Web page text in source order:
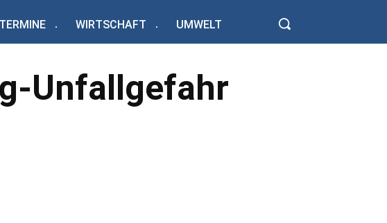
TERMINE WIRTSCHAFT UMWELT
Unfallgefahr